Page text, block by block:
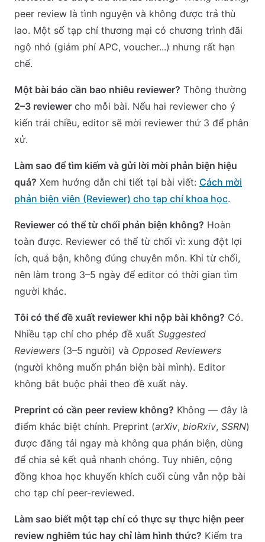
peer review là tình nguyện và không được trả thù
lao. Một số tạp chí thương mại có chương trình đãi
ngộ nhỏ (giảm phí APC, voucher...) nhưng rất hạn
chế.
Một bài báo cần bao nhiêu reviewer? Thông thường
2–3 reviewer cho mỗi bài. Nếu hai reviewer cho ý
kiến trái chiều, editor sẽ mời reviewer thứ 3 để phân
xử.
Làm sao để tìm kiếm và gửi lời mời phản biện hiệu
quả? Xem hướng dẫn chi tiết tại bài viết: Cách mời
phản biện viên (Reviewer) cho tạp chí khoa học.
Reviewer có thể từ chối phản biện không? Hoàn
toàn được. Reviewer có thể từ chối vì: xung đột lợi
ích, quá bận, không đúng chuyên môn. Khi từ chối,
nên làm trong 3–5 ngày để editor có thời gian tìm
người khác.
Tôi có thể đề xuất reviewer khi nộp bài không? Có.
Nhiều tạp chí cho phép đề xuất Suggested
Reviewers (3–5 người) và Opposed Reviewers
(người không muốn phản biện bài mình). Editor
không bắt buộc phải theo đề xuất này.
Preprint có cần peer review không? Không — đây là
điểm khác biệt chính. Preprint (arXiv, bioRxiv, SSRN)
được đăng tải ngay mà không qua phản biện, dùng
để chia sẻ kết quả nhanh chóng. Tuy nhiên, cộng
đồng khoa học khuyến khích cuối cùng vẫn nộp bài
cho tạp chí peer-reviewed.
Làm sao biết một tạp chí có thực sự thực hiện peer
review nghiêm túc hay chỉ làm hình thức? Kiểm tra